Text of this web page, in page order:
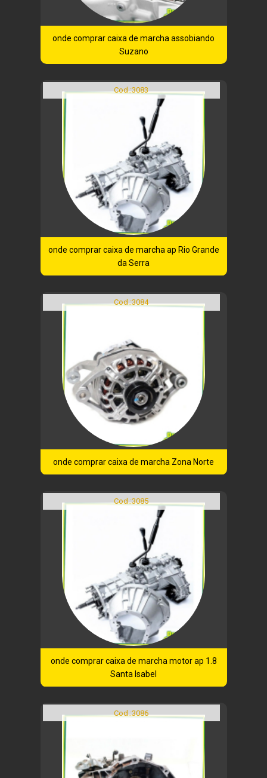
onde comprar caixa de marcha assobiando
Suzano
Cod.:3083
onde comprar caixa de marcha ap Rio Grande
da Serra
Cod.:3084
onde comprar caixa de marcha Zona Norte
Cod.:3085
onde comprar caixa de marcha motor ap 1.8
Santa Isabel
Cod.:3086